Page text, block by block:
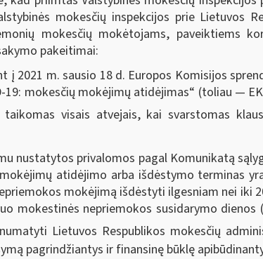
mokesčių inspekcijos prie Lietuvos
mokesčių mokėtojams, paveiktiems
pakeitimai:
į 2021 m. sausio 18 d. Europos Komisijos
19: mokesčių mokėjimų atidėjimas“ (toliau —
taikomas visais atvejais, kai svarstomas
nustatytos privalomos pagal Komunikatą
atidėjimo arba išdėstymo terminas
mokėjimą išdėstyti ilgesniam nei iki
mokestinės nepriemokos susidarymo
Lietuvos Respublikos mokesčių
pagrindžiantys ir finansinę būklę